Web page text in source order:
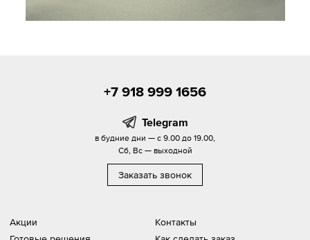
Акции
Контакты
+7 918 999 1656
Telegram
в будние дни — с 9.00 до 19.00,
Сб, Вс — выходной
Заказать звонок